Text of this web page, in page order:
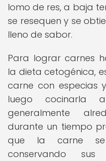
lomo de res, a baja
se resequen y se
lleno de sabor.
Para lograr carnes
la dieta cetogénica,
carne con especias
luego cocinarla
generalmente
durante un tiempo
que la carne se
conservando